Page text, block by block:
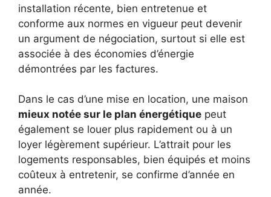
installation récente, bien entretenue et
conforme aux normes en vigueur peut devenir
un argument de négociation, surtout si elle est
associée à des économies d’énergie
démontrées par les factures.
Dans le cas d’une mise en location, une maison
mieux notée sur le plan énergétique peut
également se louer plus rapidement ou à un
loyer légèrement supérieur. L’attrait pour les
logements responsables, bien équipés et moins
coûteux à entretenir, se confirme d’année en
année.